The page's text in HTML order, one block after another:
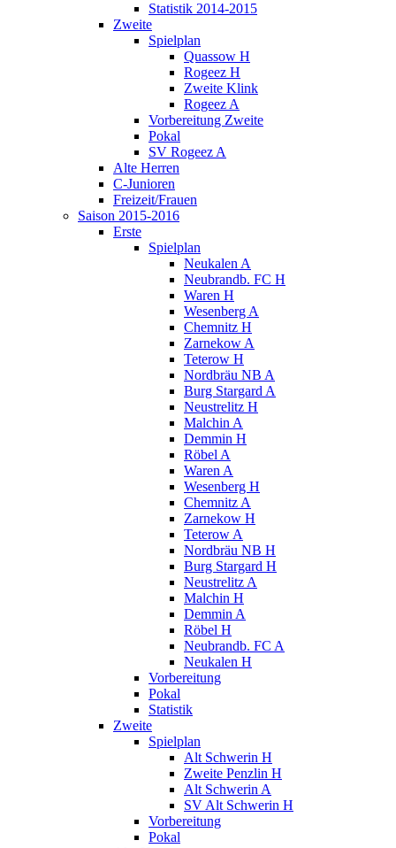
Statistik 2014-2015
Zweite
Spielplan
Quassow H
Rogeez H
Zweite Klink
Rogeez A
Vorbereitung Zweite
Pokal
SV Rogeez A
Alte Herren
C-Junioren
Freizeit/Frauen
Saison 2015-2016
Erste
Spielplan
Neukalen A
Neubrandb. FC H
Waren H
Wesenberg A
Chemnitz H
Zarnekow A
Teterow H
Nordbräu NB A
Burg Stargard A
Neustrelitz H
Malchin A
Demmin H
Röbel A
Waren A
Wesenberg H
Chemnitz A
Zarnekow H
Teterow A
Nordbräu NB H
Burg Stargard H
Neustrelitz A
Malchin H
Demmin A
Röbel H
Neubrandb. FC A
Neukalen H
Vorbereitung
Pokal
Statistik
Zweite
Spielplan
Alt Schwerin H
Zweite Penzlin H
Alt Schwerin A
SV Alt Schwerin H
Vorbereitung
Pokal